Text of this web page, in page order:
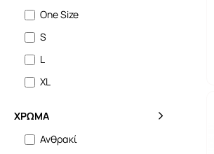
One Size
S
L
XL
ΧΡΏΜΑ
Ανθρακί